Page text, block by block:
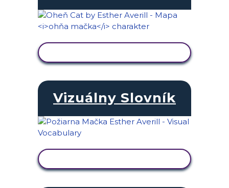
Vizuálny Slovník